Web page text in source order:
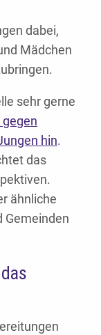
dabei,
Mädchen
sehr gerne
hin.
das
ähnliche
Gemeinden